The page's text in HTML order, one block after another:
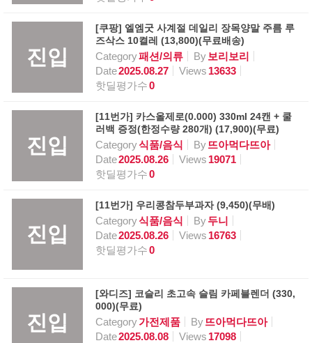
진입
[쿠팡] 엘엠굿 사계절 데일리 장목양말 주름 루
즈삭스 10켤레 (13,800)(무료배송)
Category패션/의류 By 보리보리
Date2025.08.27 Views 13633
핫딜평가수0
진입
[11번가] 카스올제로(0.000) 330ml 24캔 + 쿨
러백 증정(한정수량 280개) (17,900)(무료)
Category식품/음식 By뜨아먹다뜨아
Date2025.08.26 Views 19071
핫딜평가수0
진입
[11번가] 우리콩참두부과자 (9,450)(무배)
Category식품/음식 By두니
Date2025.08.26 Views 16763
핫딜평가수0
진입
[와디즈] 코슬리 초고속 슬림 카페블렌더 (330,
000)(무료)
Category가전제품 By뜨아먹다뜨아
Date2025.08.08 Views 17098